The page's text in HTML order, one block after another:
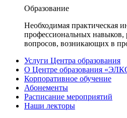
Образование
Необходимая практическая
профессиональных
вопросов, возникающих в
Услуги Центра образования
О Центре образования
Корпоративное обучение
Абонементы
Расписание мероприятий
Наши лекторы